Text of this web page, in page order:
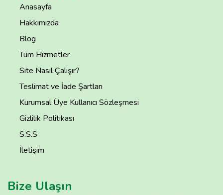
Anasayfa
Hakkımızda
Blog
Tüm Hizmetler
Site Nasıl Çalışır?
Teslimat ve İade Şartları
Kurumsal Üye Kullanıcı Sözleşmesi
Gizlilik Politikası
S.S.S
İletişim
Bize Ulaşın